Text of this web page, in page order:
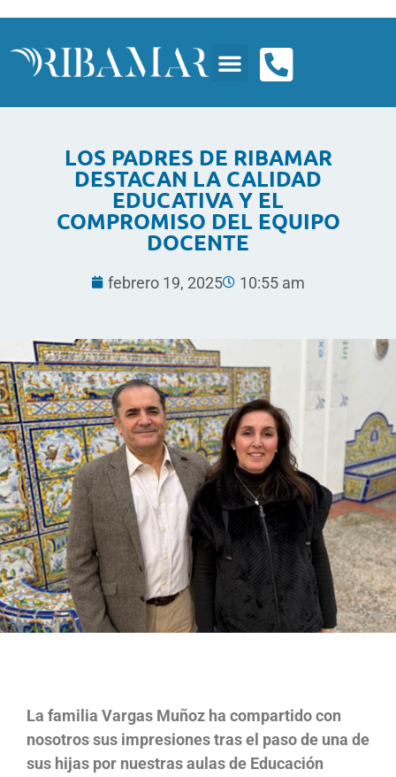
LOS PADRES DE RIBAMAR
DESTACAN LA CALIDAD
EDUCATIVA Y EL
COMPROMISO DEL EQUIPO
DOCENTE
febrero 19, 2025 10:55 am
La familia Vargas Muñoz ha compartido con
nosotros sus impresiones tras el paso de una de
sus hijas por nuestras aulas de Educación